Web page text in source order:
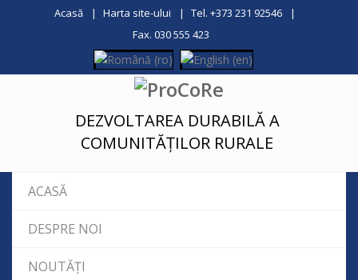
Acasă Harta site-ului
Tel. +373 231 92546
Fax. 030 555 423
DEZVOLTAREA DURABILĂ A
COMUNITĂȚILOR RURALE
ACASĂ
DESPRE NOI
NOUTĂȚI